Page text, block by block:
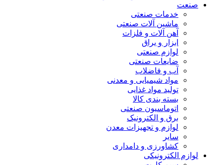
صنعت
خدمات صنعتی
ماشین آلات صنعتی
آهن آلات و فلزات
ابزار و یراق
لوازم صنعتی
ضایعات صنعتی
آب و فاضلاب
مواد شیمیایی و معدنی
تولید مواد غذایی
بسته بندی کالا
اتوماسیون صنعتی
برق و الکترونیک
لوازم و تجهیزات معدن
سایر
کشاورزی و دامداری
لوازم الکترونیکی